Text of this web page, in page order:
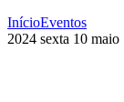
InícioEventos
2024 sexta 10 maio